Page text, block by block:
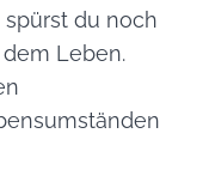
du noch
Leben.